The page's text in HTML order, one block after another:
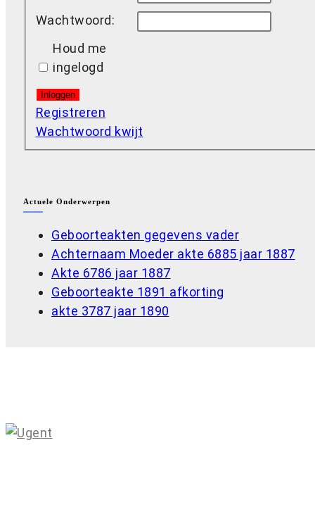
Wachtwoord:
Houd me
ingelogd
Inloggen
Registreren
Wachtwoord kwijt
Actuele Onderwerpen
Geboorteakten gegevens vader
Achternaam Moeder akte 6885 jaar 1887
Akte 6786 jaar 1887
Geboorteakte 1891 afkorting
akte 3787 jaar 1890